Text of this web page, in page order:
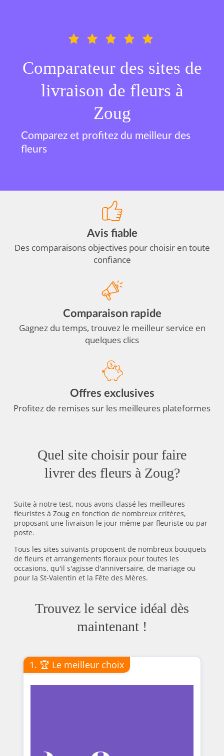
Comparateur des sites de
livraison de fleurs à
Zoug
Comparez et profitez du meilleur des
fleurs
Avis fiable
Des comparaisons objectives pour choisir en toute
confiance
Comparaison rapide
Gagnez du temps, trouvez le meilleur service en
quelques clics
Offres exclusives
Profitez de remises sur les meilleures plateformes
Quel site choisir pour faire
livrer des fleurs à Zoug?
Suite à notre test, nous avons classé les meilleures
fleuristes à Zoug en fonction de nombreux critères,
proposant une livraison le jour même par fleuriste ou par
poste.
Tous les sites suivants proposent de nombreux bouquets
de fleurs et arrangements floraux pour toutes les
occasions, qu'il s'agisse d'anniversaire, de mariage ou
pour la St-Valentin et la Fête des Mères.
Trouvez le service idéal dès
maintenant !
1. 🏆 Le meilleur choix